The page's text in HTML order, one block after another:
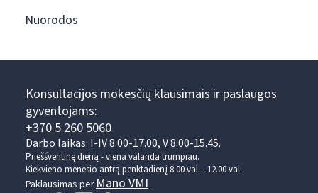
Nuorodos
Konsultacijos mokesčių klausimais ir paslaugos
gyventojams:
+370 5 260 5060
Darbo laikas: I-IV 8.00-17.00, V 8.00-15.45.
Prieššventinę dieną - viena valanda trumpiau.
Kiekvieno mėnesio antrą penktadienį 8.00 val. - 12.00 val.
Paklausimas per Mano VMI